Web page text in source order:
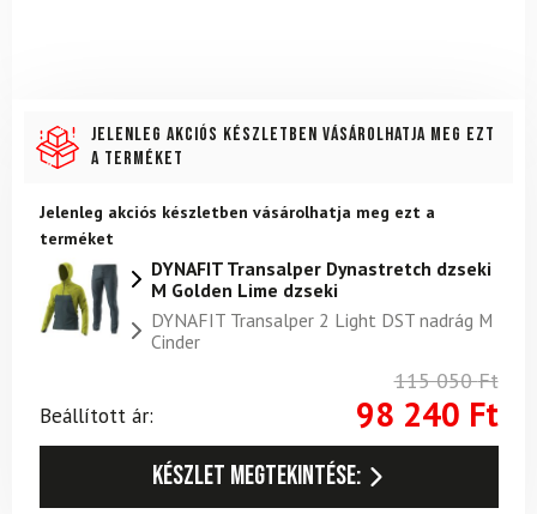
Jelenleg akciós készletben vásárolhatja meg ezt
a terméket
Jelenleg akciós készletben vásárolhatja meg ezt a
terméket
DYNAFIT Transalper Dynastretch dzseki
M Golden Lime dzseki
DYNAFIT Transalper 2 Light DST nadrág M
Cinder
115 050Ft
Beállított ár:
98 240 Ft
Készlet megtekintése: